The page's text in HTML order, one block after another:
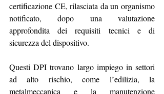
certificazione CE, rilasciata da un organismo
notificato, dopo una valutazione
approfondita dei requisiti tecnici e di
sicurezza del dispositivo.
Questi DPI trovano largo impiego in settori
ad alto rischio, come l’edilizia, la
metalmeccanica e la manutenzione